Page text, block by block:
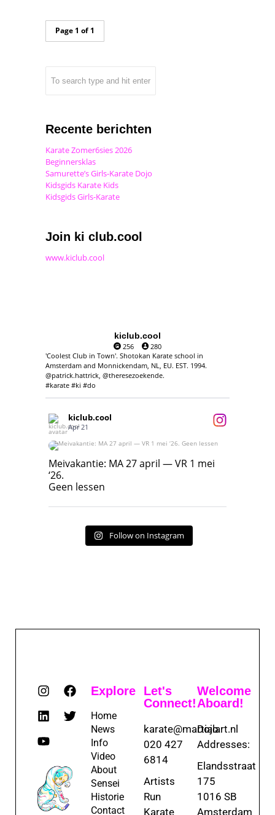
Page 1 of 1
Recente berichten
Karate Zomer6sies 2026
Beginnersklas
Samurette’s Girls-Karate Dojo
Kidsgids Karate Kids
Kidsgids Girls-Karate
Join ki club.cool
www.kiclub.cool
kiclub.cool
256
280
'Coolest Club in Town'. Shotokan Karate school in
Amsterdam and Monnickendam, NL, EU. EST. 1994.
@patrick.hattrick, @theresezoekende.
#karate #ki #do
kiclub.cool
Apr 21
Meivakantie: MA 27 april — VR 1 mei ‘26.
Geen lessen
Meivakantie: MA 27 april — VR 1 mei
‘26.
Geen lessen
Follow on Instagram
Explore
Home
News
Info
Video
About
Sensei
Historie
Contact
Let's
Connect!
karate@martialart.nl
020 427
6814
Artists
Run
Karate
Welcome
Aboard!
Dojo
Addresses:
Elandsstraat
175
1016 SB
Amsterdam